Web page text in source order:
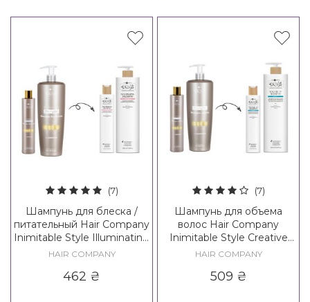
(7)
Шампунь для блеска /
питательный Hair Company
Inimitable Style Illuminating
Shampoo / Creative
Nourishing Shampoo
HAIR COMPANY
462 ₴
(7)
Шампунь для объема
волос Hair Company
Inimitable Style Creative
Inspiration Density 3
HAIR COMPANY
509 ₴